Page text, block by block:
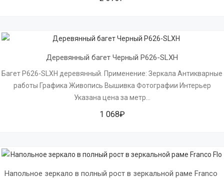
Деревянный багет Черный P626-SLXH
Багет P626-SLXH деревянный. Применение: Зеркала Антикварные
работы Графика Живопись Вышивка Фотографии Интерьер
Указана цена за метр...
1 068₽
Напольное зеркало в полный рост в зеркальной раме Franco